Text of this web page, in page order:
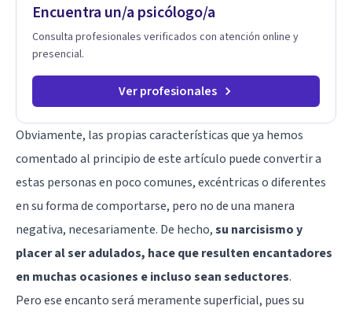
Encuentra un/a psicólogo/a
Consulta profesionales verificados con atención online y
presencial.
Ver profesionales
Obviamente, las propias características que ya hemos
comentado al principio de este artículo puede convertir a
estas personas en poco comunes, excéntricas o diferentes
en su forma de comportarse, pero no de una manera
negativa, necesariamente. De hecho,su narcisismo y
placer al ser adulados, hace que resulten encantadores
en muchas ocasiones e incluso sean seductores.
Pero ese encanto será meramente superficial, pues su